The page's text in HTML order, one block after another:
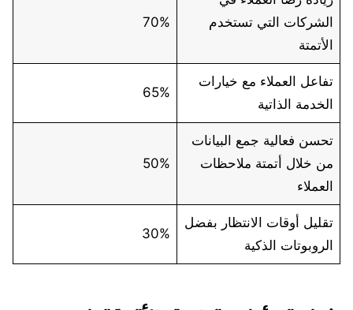
الشركات التي تستخدم
الأتمتة
70%
تفاعل العملاء مع خيارات
الخدمة الذاتية
65%
تحسن فعالية جمع البيانات
من خلال أتمتة ملاحظات
العملاء
50%
تقليل أوقات الانتظار بفضل
الروبوتات الذكية
30%